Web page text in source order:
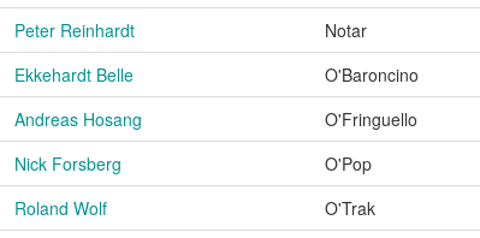
Peter Reinhardt
Notar
Ekkehardt Belle
O'Baroncino
Andreas Hosang
O'Fringuello
Nick Forsberg
O'Pop
Roland Wolf
O'Trak